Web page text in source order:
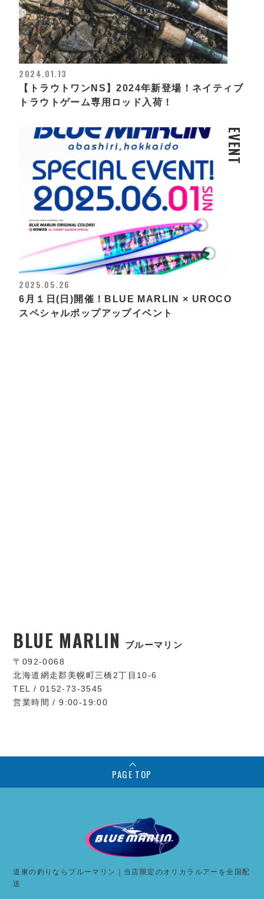
2024.01.13
【トラウトワンNS】2024年新登場！ネイティブ
トラウトゲーム専用ロッド入荷！
EVENT
2025.05.26
6月１日(日)開催！BLUE MARLIN × UROCO
スペシャルポップアップイベント
BLUE MARLIN ブルーマリン
〒092-0068
北海道網走郡美幌町三橋2丁目10-6
TEL / 0152-73-3545
営業時間 / 9:00-19:00
PAGE TOP
道東の釣りならブルーマリン｜当店限定のオリカラルアーを全国配
送